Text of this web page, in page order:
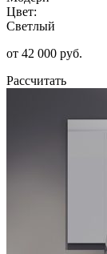
Цвет:
Светлый
от 42 000 руб.
Рассчитать